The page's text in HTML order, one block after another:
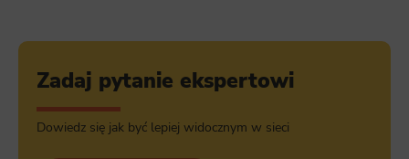
Zadaj pytanie ekspertowi
Dowiedz się jak być lepiej widocznym w sieci